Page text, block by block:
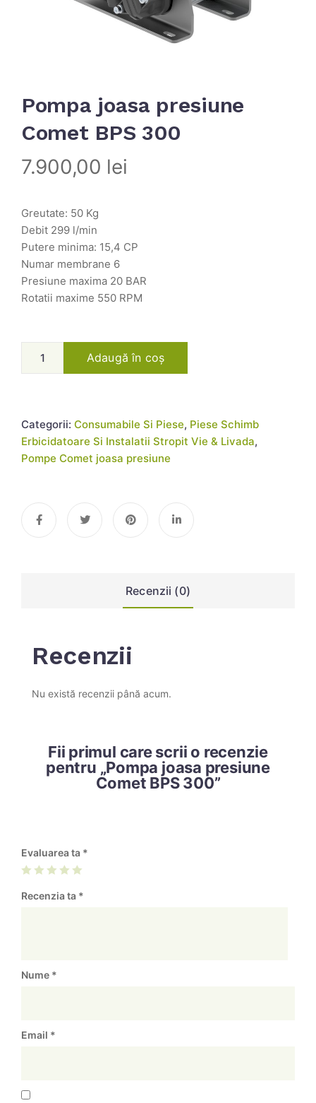
Pompa joasa presiune
Comet BPS 300
7.900,00 lei
Greutate: 50 Kg
Debit 299 l/min
Putere minima: 15,4 CP
Numar membrane 6
Presiune maxima 20 BAR
Rotatii maxime 550 RPM
Adaugă în coș
Categorii: Consumabile Si Piese, Piese Schimb
Erbicidatoare Si Instalatii Stropit Vie & Livada,
Pompe Comet joasa presiune
Recenzii (0)
Recenzii
Nu există recenzii până acum.
Fii primul care scrii o recenzie
pentru „Pompa joasa presiune
Comet BPS 300”
Evaluarea ta *
Recenzia ta *
Nume *
Email *